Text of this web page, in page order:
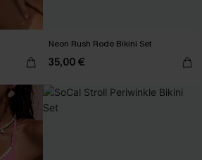
Neon Rush Rode Bikini Set
35,00 €